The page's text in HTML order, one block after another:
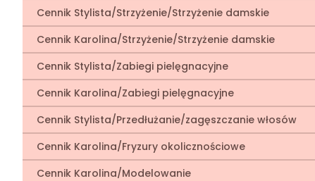
Cennik Stylista/Strzyżenie/Strzyżenie damskie
Cennik Karolina/Strzyżenie/Strzyżenie damskie
Cennik Stylista/Zabiegi pielęgnacyjne
Cennik Karolina/Zabiegi pielęgnacyjne
Cennik Stylista/Przedłużanie/zagęszczanie włosów
Cennik Karolina/Fryzury okolicznościowe
Cennik Karolina/Modelowanie